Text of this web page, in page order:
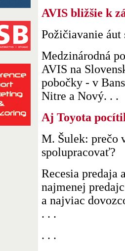
AVIS bližšie k
Požičiavanie áut
Medzinárodná
AVIS na
pobočky - v
Nitre a Nový. . .
Aj Toyota
M. Šulek: prečo
spolupracovať?
Recesia predaja
najmenej
a najviac
. . .
. . .